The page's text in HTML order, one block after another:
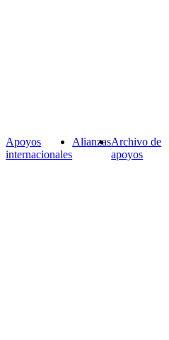
Apoyos
internacionales
AlianzasArchivo de
apoyos